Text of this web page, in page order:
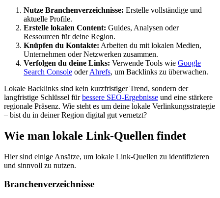
Nutze Branchenverzeichnisse: Erstelle vollständige und
aktuelle Profile.
Erstelle lokalen Content: Guides, Analysen oder
Ressourcen für deine Region.
Knüpfen du Kontakte: Arbeiten du mit lokalen Medien,
Unternehmen oder Netzwerken zusammen.
Verfolgen du deine Links: Verwende Tools wie Google
Search Console oderAhrefs, um Backlinks zu überwachen.
Lokale Backlinks sind kein kurzfristiger Trend, sondern der
langfristige Schlüssel fürbessere SEO-Ergebnisse und eine stärkere
regionale Präsenz. Wie steht es um deine lokale Verlinkungsstrategie
– bist du in deiner Region digital gut vernetzt?
Wie man lokale Link-Quellen findet
Hier sind einige Ansätze, um lokale Link-Quellen zu identifizieren
und sinnvoll zu nutzen.
Branchenverzeichnisse